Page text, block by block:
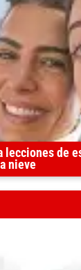
lecciones de
nieve